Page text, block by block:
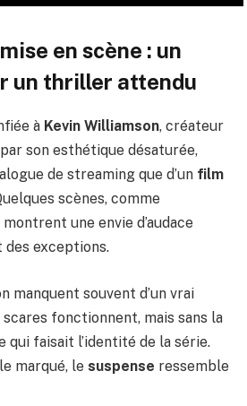
en scène : un
un thriller attendu
à Kevin Williamson, créateur
son esthétique désaturée,
de streaming que d’un film
scènes, comme
une envie d’audace
exceptions.
manquent souvent d’un vrai
fonctionnent, mais sans la
faisait l’identité de la série.
marqué, le suspense ressemble